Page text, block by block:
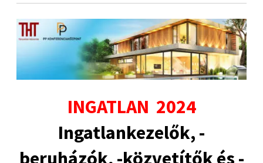
INGATLAN 2024
Ingatlankezelők, -